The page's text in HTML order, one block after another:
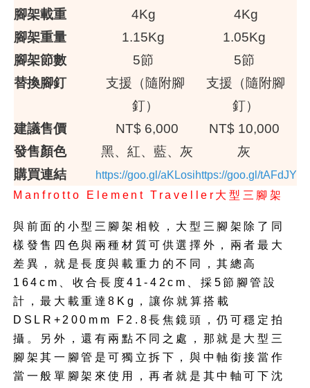
腳架載重
4Kg
4Kg
腳架重量
1.15Kg
1.05Kg
腳架節數
5節
5節
替換腳釘
支援（隨附腳
釘）
支援（隨附腳
釘）
建議售價
NT$ 6,000
NT$ 10,000
發售顏色
黑、紅、藍、灰
灰
購買連結
https://goo.gl/aKLosihttps://goo.gl/tAFdJY
Manfrotto Element Traveller大型三腳架
與前面的小型三腳架相較，大型三腳架除了同
樣發售四色與兩種材質可供選擇外，兩者最大
差異，就是長度與載重力的不同，其總高
164cm、收合長度41-42cm、採5節腳管設
計，最大載重達8Kg，讓你就算搭載
DSLR+200mm F2.8長焦鏡頭，仍可穩定拍
攝。另外，還有兩點不同之處，那就是大型三
腳架其一腳管是可獨立拆下，與中軸銜接當作
當一般單腳架來使用，再者就是其中軸可下沈